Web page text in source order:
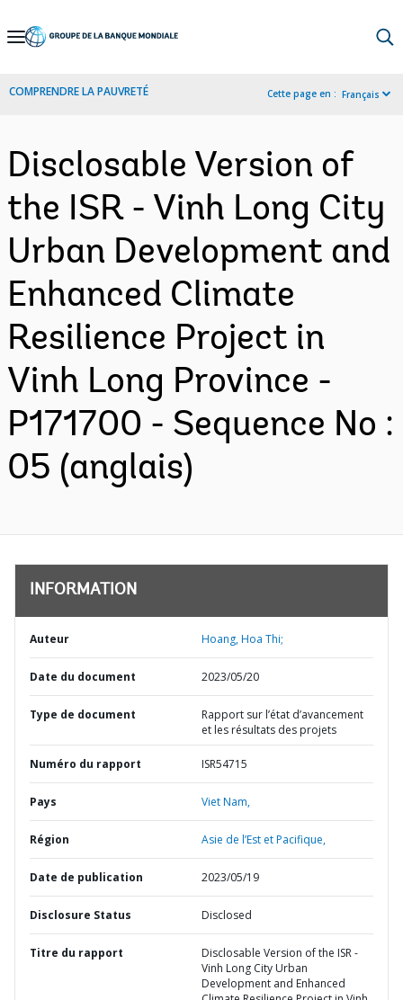
Skip
Navigation
COMPRENDRE LA PAUVRETÉ Cette page en : Français
Disclosable Version of
the ISR - Vinh Long City
Urban Development and
Enhanced Climate
Resilience Project in
Vinh Long Province -
P171700 - Sequence No :
05 (anglais)
INFORMATION
Auteur Hoang, Hoa Thi;
Date du document 2023/05/20
Type de document
Rapport sur l’état d’avancement
et les résultats des projets
Numéro du rapport ISR54715
Pays Viet Nam,
Région Asie de l’Est et Pacifique,
Date de publication 2023/05/19
Disclosure Status Disclosed
Titre du rapport
Disclosable Version of the ISR -
Vinh Long City Urban
Development and Enhanced